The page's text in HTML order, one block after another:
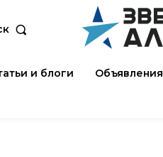
и блоги Объявления